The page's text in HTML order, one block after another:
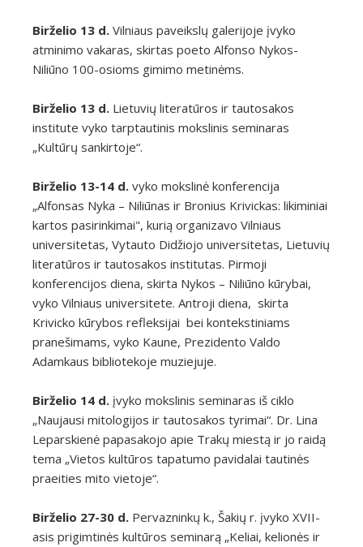
Birželio 13 d. Vilniaus paveikslų galerijoje įvyko
atminimo vakaras, skirtas poeto Alfonso Nykos-
Niliūno 100-osioms gimimo metinėms.
Birželio 13 d. Lietuvių literatūros ir tautosakos
institute vyko tarptautinis mokslinis seminaras
„Kultūrų sankirtoje“.
Birželio 13-14 d. vyko mokslinė konferencija
„Alfonsas Nyka – Niliūnas ir Bronius Krivickas: likiminiai
kartos pasirinkimai", kurią organizavo Vilniaus
universitetas, Vytauto Didžiojo universitetas, Lietuvių
literatūros ir tautosakos institutas. Pirmoji
konferencijos diena, skirta Nykos – Niliūno kūrybai,
vyko Vilniaus universitete. Antroji diena, skirta
Krivicko kūrybos refleksijai bei kontekstiniams
pranešimams, vyko Kaune, Prezidento Valdo
Adamkaus bibliotekoje muziejuje.
Birželio 14 d. įvyko mokslinis seminaras iš ciklo
„Naujausi mitologijos ir tautosakos tyrimai“. Dr. Lina
Leparskienė papasakojo apie Trakų miestą ir jo raidą
tema „Vietos kultūros tapatumo pavidalai tautinės
praeities mito vietoje“.
Birželio 27-30 d. Pervazninkų k., Šakių r. įvyko XVII-
asis prigimtinės kultūros seminarą „Keliai, kelionės ir